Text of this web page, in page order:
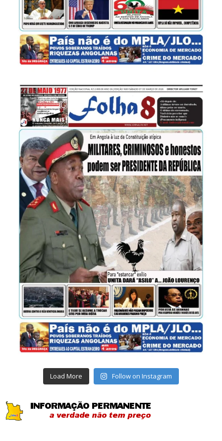
Load More Follow on Instagram